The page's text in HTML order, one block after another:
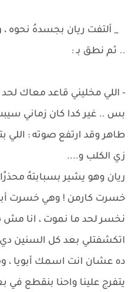
_ ألتفت ريان بجسدهُ نحوه
.. ثم نطق بـ :
- اللي مخليني قاعد معاك
بس .. غير كدا كان زماني
طاهر وقد ارتفع صوته :
زي الكلب و....
ريان وهو يشير بسبابتهُ
خسرت كارمن ! وهي خسرت
نخسر لحد ما نموت ، انا
اتكشفتلي بعد كل السنين
ده عشان انت اسمك أبويا
يتفرج علينا واحنا بنقطع